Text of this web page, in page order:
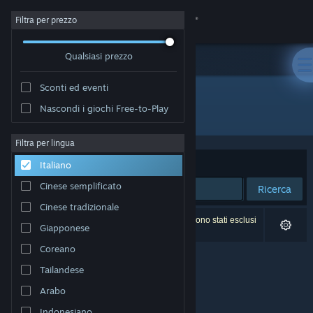
Accedi
Informazioni
Assistenza
Cambia la lingua
Ottieni l'app mobile di Steam
Visualizza il sito web per desktop
Filtra per prezzo
Qualsiasi prezzo
Sconti ed eventi
Nascondi i giochi Free-to-Play
Filtra per lingua
Italiano
Cinese semplificato
Cinese tradizionale
Giapponese
Coreano
Tailandese
Arabo
Sviluppatore: Cascadia Games
Ordina per Rilevanza
Ricerca
0 risultati corrispondono alla tua ricerca. 5 titoli sono stati esclusi
in base alle tue preferenze.